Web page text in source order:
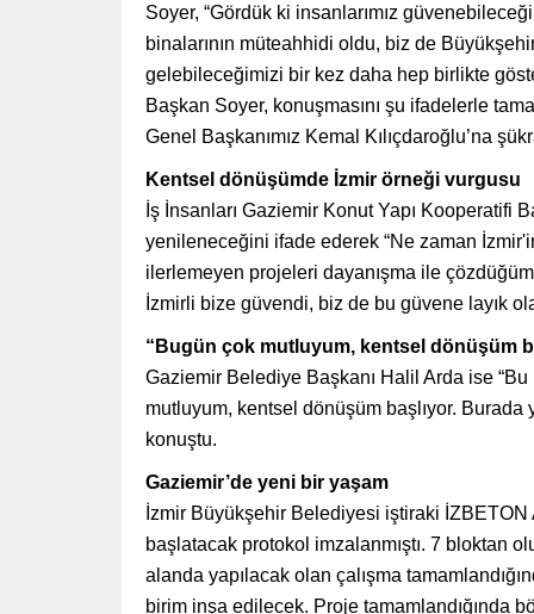
Soyer, “Gördük ki insanlarımız
binalarının müteahhidi oldu, biz de
gelebileceğimizi bir kez daha hep birlikte
Başkan Soyer, konuşmasını şu ifadelerle
Genel Başkanımız Kemal Kılıçdaroğlu’na
Kentsel dönüşümde İzmir örneği vurgusu
İş İnsanları Gaziemir Konut Yapı Kooperatifi
yenileneceğini ifade ederek “Ne zaman
ilerlemeyen projeleri dayanışma ile
İzmirli bize güvendi, biz de bu güvene layık
“Bugün çok mutluyum, kentsel dönüşüm
Gaziemir Belediye Başkanı Halil Arda ise
mutluyum, kentsel dönüşüm başlıyor. Burada
konuştu.
Gaziemir’de yeni bir yaşam
İzmir Büyükşehir Belediyesi iştiraki İZBETON
başlatacak protokol imzalanmıştı. 7 bloktan
alanda yapılacak olan çalışma
birim inşa edilecek. Proje tamamlandığında